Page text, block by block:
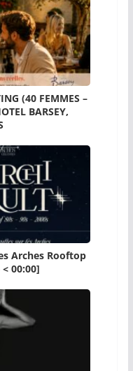
(40 FEMMES –
BARSEY,
Arches Rooftop
00:00]